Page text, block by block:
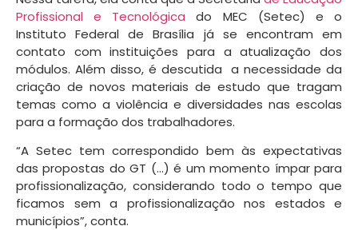
Profissional e Tecnológica do MEC (Setec) e o
Instituto Federal de Brasília já se encontram em
contato com instituições para a atualização dos
módulos. Além disso, é descutida a necessidade da
criação de novos materiais de estudo que tragam
temas como a violência e diversidades nas escolas
para a formação dos trabalhadores.
“A Setec tem correspondido bem às expectativas
das propostas do GT (…) é um momento ímpar para
profissionalização, considerando todo o tempo que
ficamos sem a profissionalização nos estados e
municípios”, conta.